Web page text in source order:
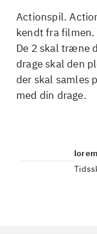
Actionspil.
kendt fra
De 2 skal træne
drage skal den
der skal samles
med din drage.